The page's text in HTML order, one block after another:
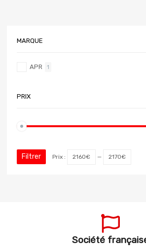
MARQUE
APR 1
PRIX
Filtrer Prix : 2160€ — 2170€
Société